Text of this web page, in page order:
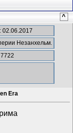
^
02.06.2017
Незанхельм.
Era